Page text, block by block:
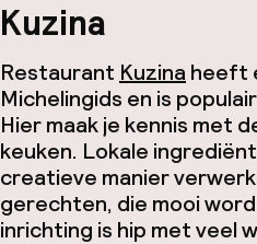
Kuzina
Restaurant Kuzinaheeft
Michelingids en is
Hier maak je kennis met
keuken. Lokale
creatieve manier
gerechten, die mooi
inrichting is hip met veel